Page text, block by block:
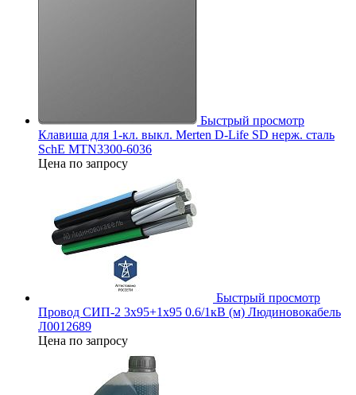
Быстрый просмотр
Клавиша для 1-кл. выкл. Merten D-Life SD нерж. сталь
SchE MTN3300-6036
Цена по запросу
Быстрый просмотр
Провод СИП-2 3х95+1х95 0.6/1кВ (м) Людиновокабель
Л0012689
Цена по запросу